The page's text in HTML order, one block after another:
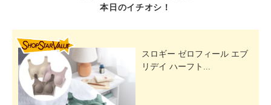
本日のイチオシ！
スロギー ゼロフィール エブ
リデイ ハーフト...